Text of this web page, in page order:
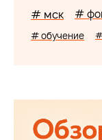
# мск #
# обучение